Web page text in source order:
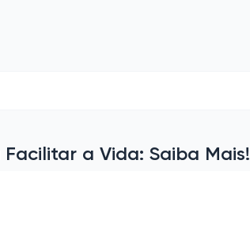
a Vida: Saiba Mais!